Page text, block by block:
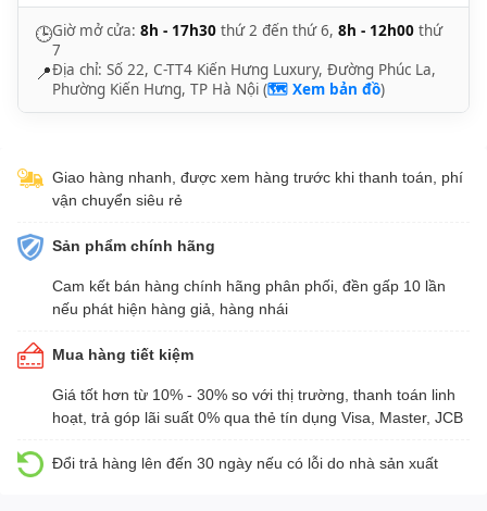
🕒Giờ mở cửa: 8h - 17h30 thứ 2 đến thứ 6, 8h - 12h00 thứ
7
📍Địa chỉ: Số 22, C-TT4 Kiến Hưng Luxury, Đường Phúc La,
Phường Kiến Hưng, TP Hà Nội (🗺️ Xem bản đồ)
Giao hàng nhanh, được xem hàng trước khi thanh toán, phí
vận chuyển siêu rẻ
Sản phẩm chính hãng
Cam kết bán hàng chính hãng phân phối, đền gấp 10 lần
nếu phát hiện hàng giả, hàng nhái
Mua hàng tiết kiệm
Giá tốt hơn từ 10% - 30% so với thị trường, thanh toán linh
hoạt, trả góp lãi suất 0% qua thẻ tín dụng Visa, Master, JCB
Đổi trả hàng lên đến 30 ngày nếu có lỗi do nhà sản xuất